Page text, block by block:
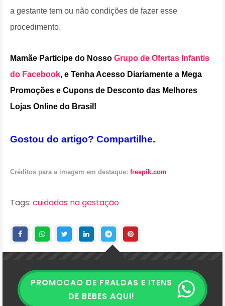
a gestante tem ou não condições de fazer esse
procedimento.
Mamãe Participe do Nosso Grupo de Ofertas Infantis
do Facebook, e Tenha Acesso Diariamente a Mega
Promoções e Cupons de Desconto das Melhores
Lojas Online do Brasil!
Gostou do artigo? Compartilhe.
Créditos para a imagem em destaque: freepik.com
Tags: cuidados na gestação
PROMOCAO DE FRALDAS E ITENS
DE BEBES AQUI!